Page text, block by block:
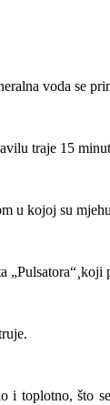
voda se
traje 15
u kojoj su
i toplotno,